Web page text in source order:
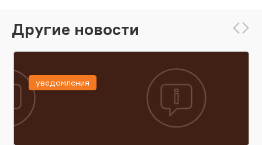
Другие новости
уведомления